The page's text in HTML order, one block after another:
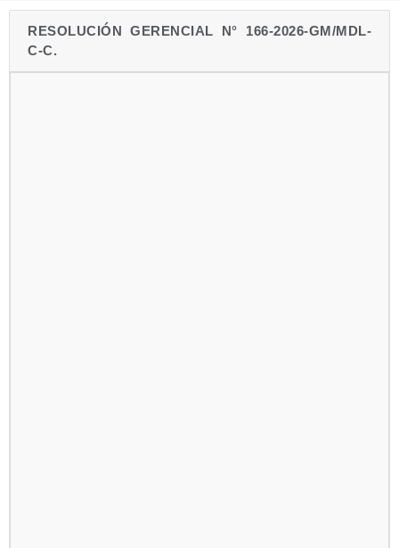
RESOLUCIÓN GERENCIAL N° 166-2026-GM/MDL-
C-C.